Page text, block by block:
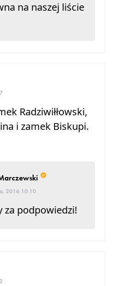
na naszej liście
Radziwiłłowski,
i zamek Biskupi.
2016 10:10
za podpowiedzi!